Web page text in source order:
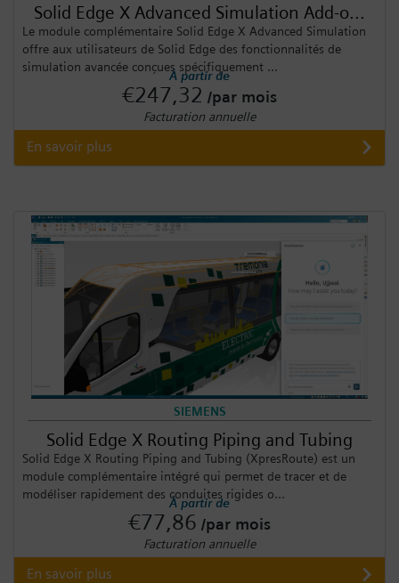
Solid Edge X Advanced Simulation Add-o...
Le module complémentaire Solid Edge X Advanced Simulation
offre aux utilisateurs de Solid Edge des fonctionnalités de
simulation avancée conçues spécifiquement ...
À partir de
€247,32 /par mois
Facturation annuelle
En savoir plus
SIEMENS
Solid Edge X Routing Piping and Tubing
Solid Edge X Routing Piping and Tubing (XpresRoute) est un
module complémentaire intégré qui permet de tracer et de
modéliser rapidement des conduites rigides o...
À partir de
€77,86 /par mois
Facturation annuelle
En savoir plus